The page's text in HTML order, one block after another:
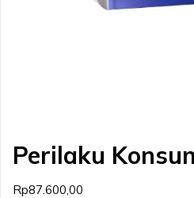
Perilaku
Rp87.600,00